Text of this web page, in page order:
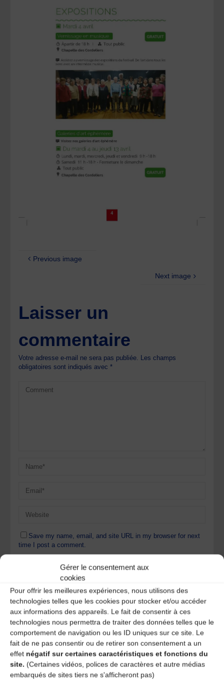
Gérer le consentement aux
cookies
Pour offrir les meilleures expériences, nous utilisons des
technologies telles que les cookies pour stocker et/ou accéder
aux informations des appareils. Le fait de consentir à ces
technologies nous permettra de traiter des données telles que le
comportement de navigation ou les ID uniques sur ce site. Le
fait de ne pas consentir ou de retirer son consentement a un
effet négatif sur certaines caractéristiques et fonctions du
site. (Certaines vidéos, polices de caractères et autre médias
embarqués de sites tiers ne s'afficheront pas)
Previous image
Next image
Laisser un
commentaire
Votre adresse e-mail ne sera pas publiée. Les champs
obligatoires sont indiqués avec*
Save my name, email, and site URL in my browser for next
time I post a comment.
Ce site utilise Akismet pour réduire les indésirables.
savoir plus sur la façon dont les données de vos
commentaires sont traitées.